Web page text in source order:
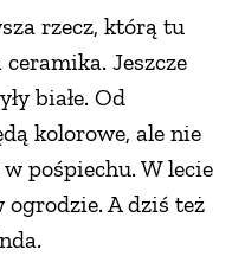
rzecz, którą tu
Jeszcze
białe. Od
kolorowe, ale nie
pośpiechu. W lecie
A dziś też